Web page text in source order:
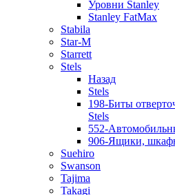
Уровни Stanley
Stanley FatMax
Stabila
Star-M
Starrett
Stels
Назад
Stels
198-Биты
Stels
552-
906-Ящики,
Suehiro
Swanson
Tajima
Takagi